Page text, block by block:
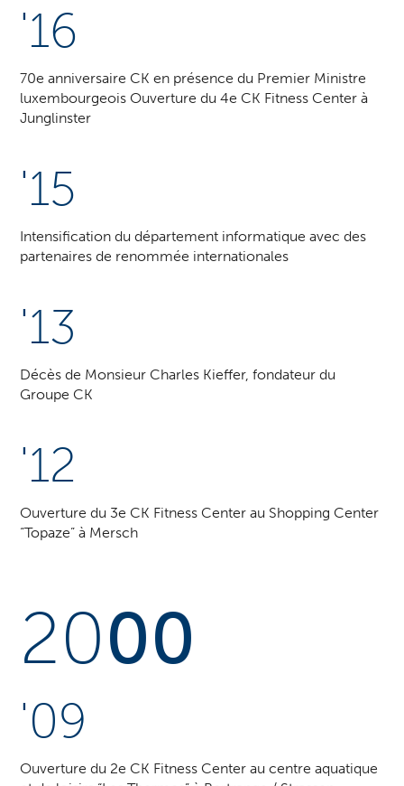
'16
70e anniversaire CK en présence du Premier Ministre
luxembourgeois Ouverture du 4e CK Fitness Center à
Junglinster
'15
Intensification du département informatique avec des
partenaires de renommée internationales
'13
Décès de Monsieur Charles Kieffer, fondateur du
Groupe CK
'12
Ouverture du 3e CK Fitness Center au Shopping Center
“Topaze” à Mersch
2000
'09
Ouverture du 2e CK Fitness Center au centre aquatique